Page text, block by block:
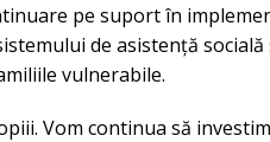
pe suport în
de asistență
vulnerabile.
Vom continua să